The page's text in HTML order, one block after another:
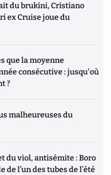
du brukini, Cristiano
ex Cruise joue du
que la moyenne
consécutive : jusqu'où
?
malheureuses du
du viol, antisémite : Boro
de l’un des tubes de l’été